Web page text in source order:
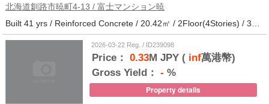
北海道釧路市暁町4-13 / 富士マンション暁
2026-03-22 Reg. / ID239098
Price： 0.33M JPY (inf萬港幣)
Gross Yield： - %
Property details